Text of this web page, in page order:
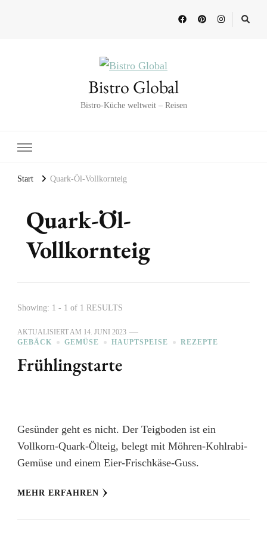
Bistro Global
Bistro-Küche weltweit – Reisen
Start Quark-Öl-Vollkornteig
Quark-Öl-
Vollkornteig
Showing: 1 - 1 of 1 RESULTS
AKTUALISIERT AM 14. JUNI 2023
GEBÄCK
GEMÜSE HAUPTSPEISE REZEPTE
Frühlingstarte
Gesünder geht es nicht. Der Teigboden ist ein
Vollkorn-Quark-Ölteig, belegt mit Möhren-Kohlrabi-
Gemüse und einem Eier-Frischkäse-Guss.
MEHR ERFAHREN